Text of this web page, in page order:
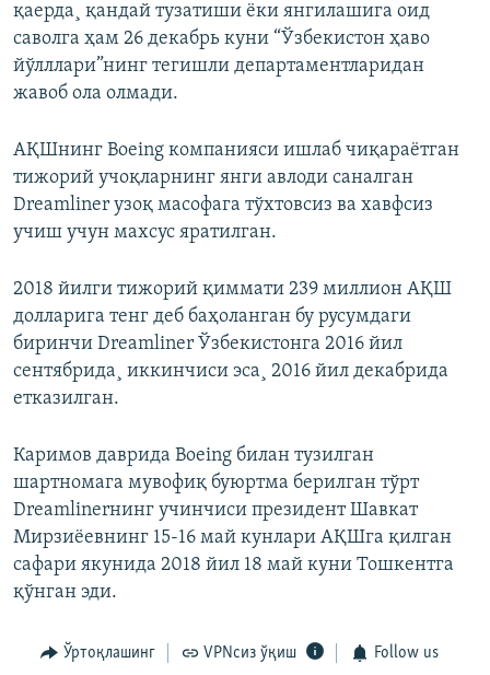
қаерда¸ қандай тузатиши ëки янгилашига оид
саволга ҳам 26 декабрь куни “Ўзбекистон ҳаво
йўлллари”нинг тегишли департаментларидан
жавоб ола олмади.
АҚШнинг Boeing компанияси ишлаб чиқараëтган
тижорий учоқларнинг янги авлоди саналган
Dreamliner узоқ масофага тўхтовсиз ва хавфсиз
учиш учун махсус яратилган.
2018 йилги тижорий қиммати 239 миллион АҚШ
долларига тенг деб баҳоланган бу русумдаги
биринчи Dreamliner Ўзбекистонга 2016 йил
сентябрида¸ иккинчиси эса¸ 2016 йил декабрида
етказилган.
Каримов даврида Boeing билан тузилган
шартномага мувофиқ буюртма берилган тўрт
Dreamlinerнинг учинчиси президент Шавкат
Мирзиëевнинг 15-16 май кунлари АҚШга қилган
сафари якунида 2018 йил 18 май куни Тошкентга
қўнган эди.
Ўртоқлашинг VPNсиз ўқиш Follow us